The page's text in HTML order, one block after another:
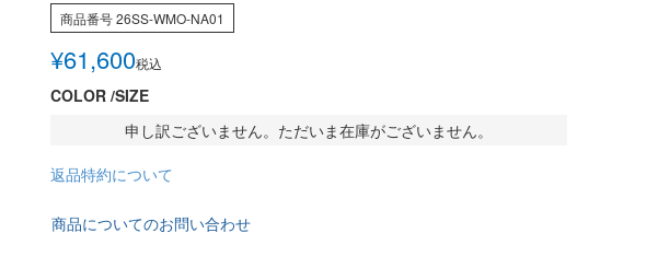
商品番号26SS-WMO-NA01
¥61,600税込
COLOR SIZE
申し訳ございません。ただいま在庫がございません。
返品特約について
商品についてのお問い合わせ